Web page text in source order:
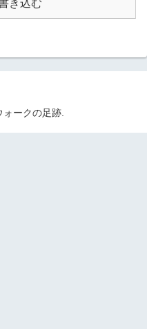
き込む
ークの足跡.